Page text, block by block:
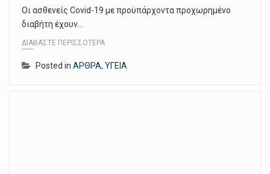
Οι ασθενείς Covid-19 με προϋπάρχοντα προχωρημένο
διαβήτη έχουν…
ΔΙΑΒΆΣΤΕ ΠΕΡΙΣΣΌΤΕΡΑ
Posted in ΑΡΘΡΑ, ΥΓΕΙΑ